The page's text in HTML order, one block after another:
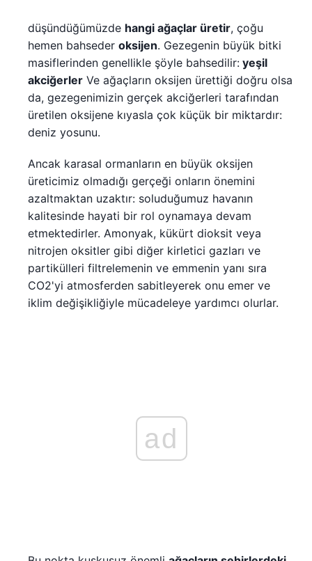
düşündüğümüzde hangi ağaçlar üretir, çoğu
hemen bahseder oksijen. Gezegenin büyük bitki
masiflerinden genellikle şöyle bahsedilir: yeşil
akciğerler Ve ağaçların oksijen ürettiği doğru olsa
da, gezegenimizin gerçek akciğerleri tarafından
üretilen oksijene kıyasla çok küçük bir miktardır:
deniz yosunu.
Ancak karasal ormanların en büyük oksijen
üreticimiz olmadığı gerçeği onların önemini
azaltmaktan uzaktır: soluduğumuz havanın
kalitesinde hayati bir rol oynamaya devam
etmektedirler. Amonyak, kükürt dioksit veya
nitrojen oksitler gibi diğer kirletici gazları ve
partikülleri filtrelemenin ve emmenin yanı sıra
CO2'yi atmosferden sabitleyerek onu emer ve
iklim değişikliğiyle mücadeleye yardımcı olurlar.
ad